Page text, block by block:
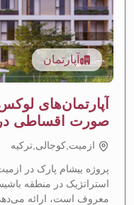
آپارتمان
آپارتمان‌های
صورت اقساطی در
ازمیت,کوجالی,تركيه
پروژه ییشام پارک در
استراتژیک در منطقه
معروف است، ارائه
افزایش ارزش مورد انتظار